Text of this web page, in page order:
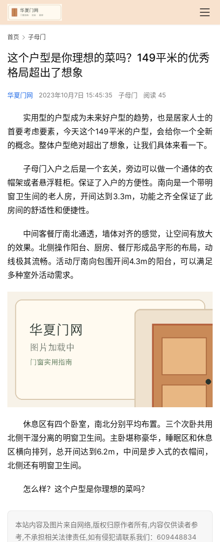
门
卫
生
庭
院
首页 子母门
这个户型是你理想的菜吗？149平米的优秀
格局超出了想象
华夏门网 2023年10月7日 15:45:35 子母门 阅读 45
实用型的户型成为未来好户型的趋势，也是居家人士的
首要考虑要素，今天这个149平米的户型，会给你一个全新
的概念。整体户型绝对超出了想象，让我们具体来看一下。
子母门入户之后是一个玄关，旁边可以做一个通体的衣
帽架或者悬浮鞋柜。保证了入户的方便性。南向是一个带明
窗卫生间的老人房，开间达到3.3m，功能之齐全保证了此
房间的舒适性和便捷性。
中间客餐厅南北通透，墙体对齐的感觉，让空间有放大
的效果。北侧操作阳台、厨房、餐厅形成品字形的布局，动
线极其流畅。活动厅南向包围开间4.3m的阳台，可以满足
多种室外活动需求。
休息区有四个卧室，南北分别平均布置。三个次卧共用
北侧干湿分离的明窗卫生间。主卧堪称豪华，睡眠区和休息
区横向排列，总开间达到6.2m，中间是步入式的衣帽间，
北侧还有明窗卫生间。
怎么样？这个户型是你理想的菜吗？
本站内容及图片来自网络,版权归原作者所有,内容仅供读者参
考,不承担相关法律责任,如有侵犯请联系我们：609448834